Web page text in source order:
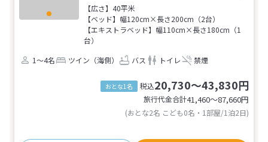
【広さ】40平米
【ベッド】幅120cm×長さ200cm（2台）
【エキストラベッド】幅110cm×長さ180cm（1
台）
1～4名
ツイン（海側） バス トイレ 禁煙
おとな1名 税込20,730～43,830円
旅行代金合計41,460〜87,660円
(おとな2名 こども0名・1部屋/1泊2日)